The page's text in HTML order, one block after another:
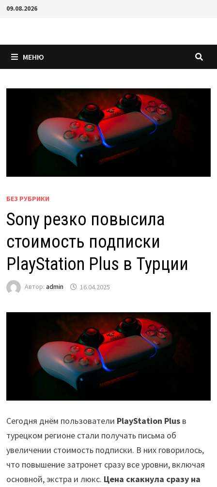
Перейти
09.08.2026
МЕНЮ
БЕЗ РУБРИКИ
Sony резко повысила
стоимость подписки
PlayStation Plus в Турции
Автор: admin 16.04.2025
Сегодня днём пользователи PlayStation Plusв
турецком регионе стали получать письма об
увеличении стоимость подписки. В них говорилось,
что повышение затронет сразу все уровни, включая
основной, экстра и люкс. Цена скакнула сразу на